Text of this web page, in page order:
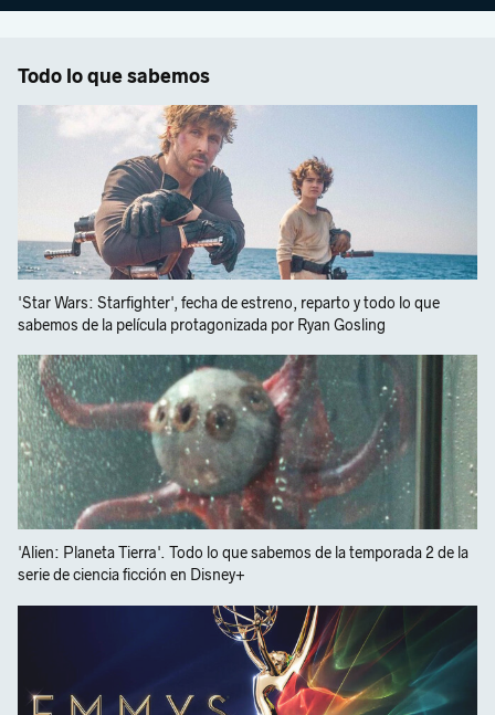
Todo lo que sabemos
'Star Wars: Starfighter', fecha de estreno, reparto y todo lo que
sabemos de la película protagonizada por Ryan Gosling
'Alien: Planeta Tierra'. Todo lo que sabemos de la temporada 2 de la
serie de ciencia ficción en Disney+